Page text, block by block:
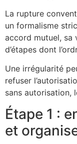
La rupture
un formalisme
accord mutuel, sa
d’étapes dont
Une irrégularité
refuser
sans autorisation,
Étape 1 :
et